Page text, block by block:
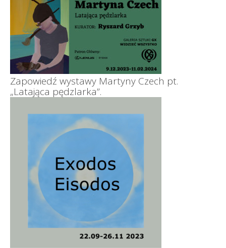
Zapowiedź wystawy Martyny Czech pt.
„Latająca pędzlarka”.